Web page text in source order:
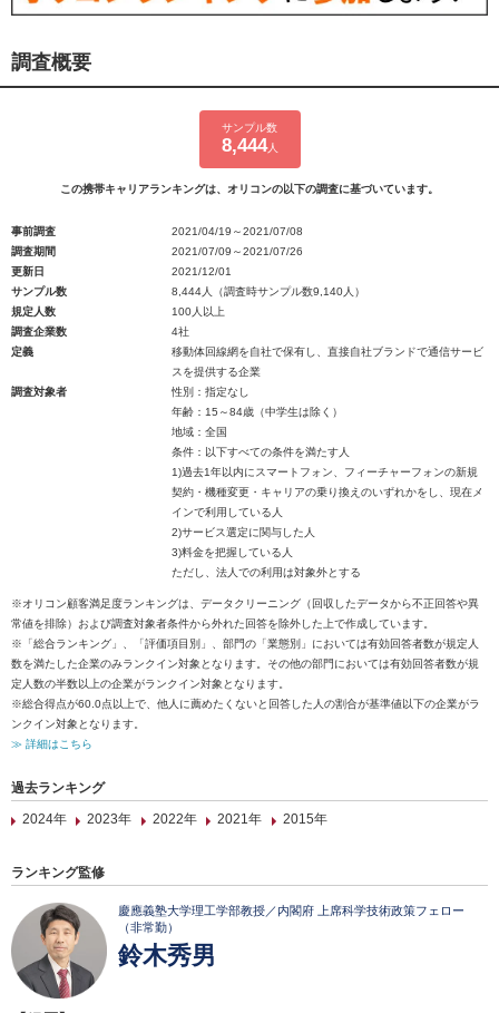
調査概要
サンプル数
8,444人
この携帯キャリアランキングは、オリコンの以下の調査に基づいています。
事前調査
2021/04/19～2021/07/08
調査期間
2021/07/09～2021/07/26
更新日
2021/12/01
サンプル数
8,444人（調査時サンプル数9,140人）
規定人数
100人以上
調査企業数
4社
定義
移動体回線網を自社で保有し、直接自社ブランドで通信サービ
スを提供する企業
調査対象者
性別：指定なし
年齢：15～84歳（中学生は除く）
地域：全国
条件：以下すべての条件を満たす人
1)過去1年以内にスマートフォン、フィーチャーフォンの新規
契約・機種変更・キャリアの乗り換えのいずれかをし、現在メ
インで利用している人
2)サービス選定に関与した人
3)料金を把握している人
ただし、法人での利用は対象外とする
※オリコン顧客満足度ランキングは、データクリーニング（回収したデータから不正回答や異
常値を排除）および調査対象者条件から外れた回答を除外した上で作成しています。
※「総合ランキング」、「評価項目別」、部門の「業態別」においては有効回答者数が規定人
数を満たした企業のみランクイン対象となります。その他の部門においては有効回答者数が規
定人数の半数以上の企業がランクイン対象となります。
※総合得点が60.0点以上で、他人に薦めたくないと回答した人の割合が基準値以下の企業がラ
ンクイン対象となります。
≫ 詳細はこちら
過去ランキング
2024年
2023年 2022年 2021年 2015年
ランキング監修
慶應義塾大学理工学部教授／内閣府 上席科学技術政策フェロー
（非常勤）
鈴木秀男